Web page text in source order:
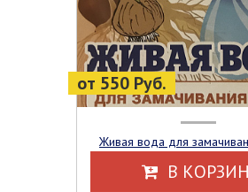
от 550 Руб.
Живая вода для
В